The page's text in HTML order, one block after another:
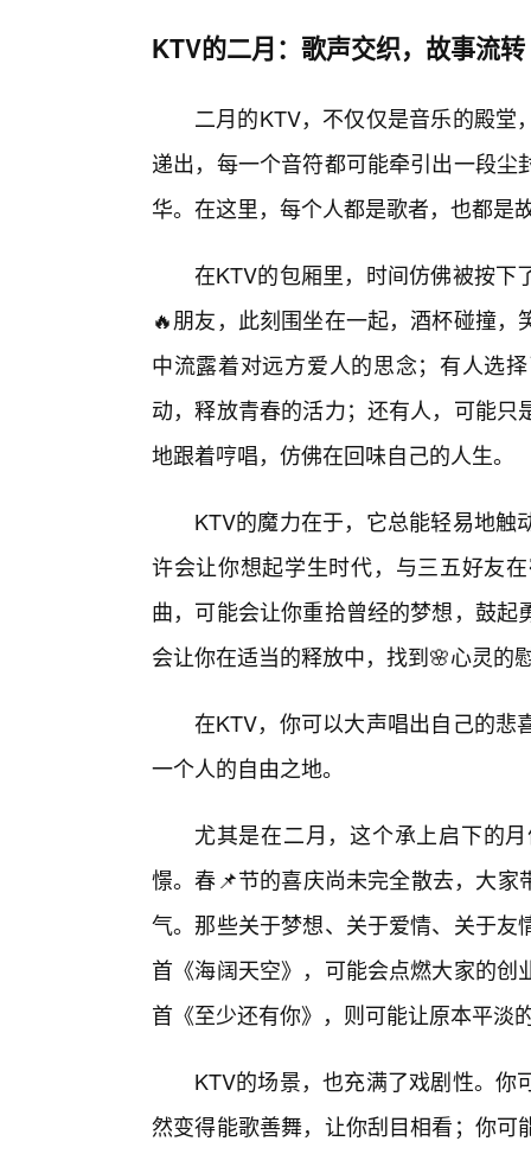
KTV的二月：歌声交织，故事流转
二月的KTV，不仅仅是音乐的殿堂
递出，每一个音符都可能牵引出一段
华。在这里，每个人都是歌者，也都是
在KTV的包厢里，时间仿佛被按下
🔥朋友，此刻围坐在一起，酒杯碰撞
中流露着对远方爱人的思念；有人选
动，释放青春的活力；还有人，可能
地跟着哼唱，仿佛在回味自己的人生。
KTV的魔力在于，它总能轻易地触
许会让你想起学生时代，与三五好友
曲，可能会让你重拾曾经的梦想，鼓
会让你在适当的释放中，找到🌸心灵的
在KTV，你可以大声唱出自己的悲
一个人的自由之地。
尤其是在二月，这个承上启下的
憬。春📌节的喜庆尚未完全散去，大
气。那些关于梦想、关于爱情、关于
首《海阔天空》，可能会点燃大家的
首《至少还有你》，则可能让原本平淡
KTV的场景，也充满了戏剧性。你
然变得能歌善舞，让你刮目相看；你